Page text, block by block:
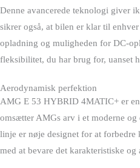
Denne avancerede teknologi giver
sikrer også, at bilen er klar til
opladning og muligheden for DC-
fleksibilitet, du har brug for, uanset
Aerodynamisk perfektion
AMG E 53 HYBRID 4MATIC+ er
omsætter AMGs arv i et moderne
linje er nøje designet for at forbedre
med at bevare det karakteristiske